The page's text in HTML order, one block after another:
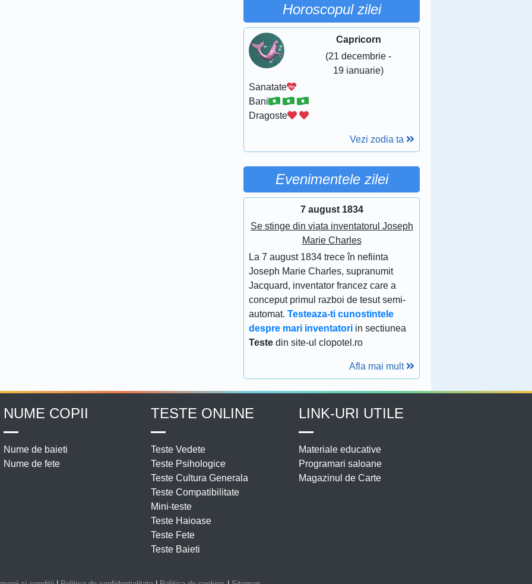
Horoscopul zilei
Capricorn
(21 decembrie -
19 ianuarie)
Sanatate
Bani
Dragoste
Vezi zodia ta
Evenimentele zilei
7 august 1834
Se stinge din viata inventatorul Joseph
Marie Charles
La 7 august 1834 trece în nefiinta
Joseph Marie Charles, supranumit
Jacquard, inventator francez care a
conceput primul razboi de tesut semi-
automat.Testeaza-ti cunostintele
despre mari inventatori in sectiunea
Teste din site-ul clopotel.ro
Afla mai mult
NUME COPII
Nume de baieti
Nume de fete
TESTE ONLINE
Teste Vedete
Teste Psihologice
Teste Cultura Generala
Teste Compatibilitate
Mini-teste
Teste Haioase
Teste Fete
Teste Baieti
LINK-URI UTILE
Materiale educative
Programari saloane
Magazinul de Carte